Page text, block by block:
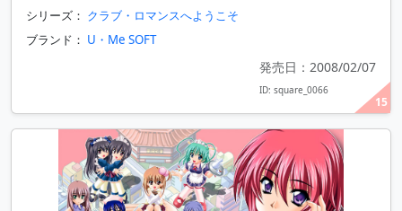
15
シリーズ： クラブ・ロマンスへようこそ
ブランド： U・Me SOFT
発売日：2008/02/07
ID: square_0066